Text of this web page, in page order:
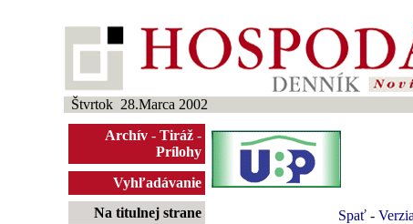
Štvrtok 28.Marca 2002
Archív - Tiráž -
Prílohy
Vyhľadávanie
Na titulnej strane
Spať-